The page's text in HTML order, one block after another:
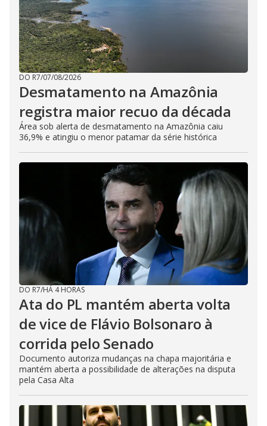
DO R7/07/08/2026
Desmatamento na Amazônia
registra maior recuo da década
Área sob alerta de desmatamento na Amazônia caiu
36,9% e atingiu o menor patamar da série histórica
DO R7/HÁ 4 HORAS
Ata do PL mantém aberta volta
de vice de Flávio Bolsonaro à
corrida pelo Senado
Documento autoriza mudanças na chapa majoritária e
mantém aberta a possibilidade de alterações na disputa
pela Casa Alta